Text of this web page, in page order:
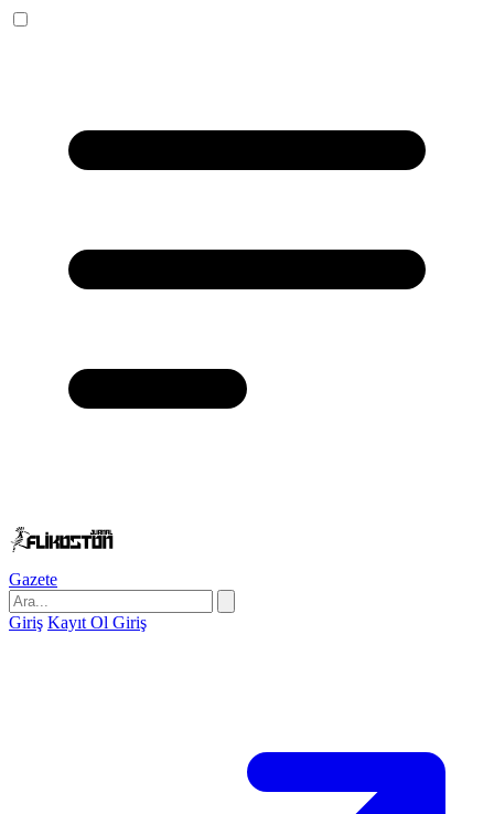
Gazete
Giriş Kayıt Ol Giriş